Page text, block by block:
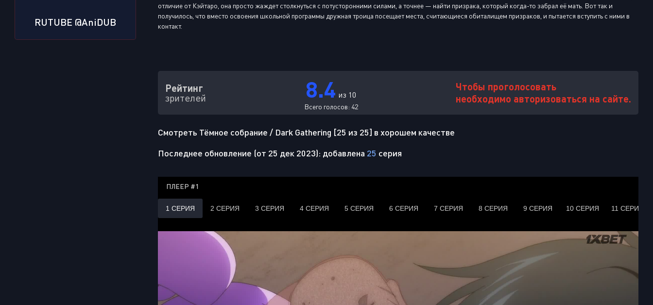
RUTUBE @AniDUB
отличие от Кэйтаро, она просто жаждет столкнуться с потусторонними силами, а точнее — найти призрака, который когда-то забрал её мать. Вот так и
получилось, что вместо освоения школьной программы дружная троица посещает места, считающиеся обиталищем призраков, и пытается вступить с ними в
контакт.
Рейтинг
зрителей 8.4 из 10
Всего голосов: 42
Чтобы проголосовать
необходимо авторизоваться на сайте.
Смотреть Тёмное собрание / Dark Gathering [25 из 25] в хорошем качестве
Последнее обновление (от 25 дек 2023): добавлена 25 серия
ПЛЕЕР #1